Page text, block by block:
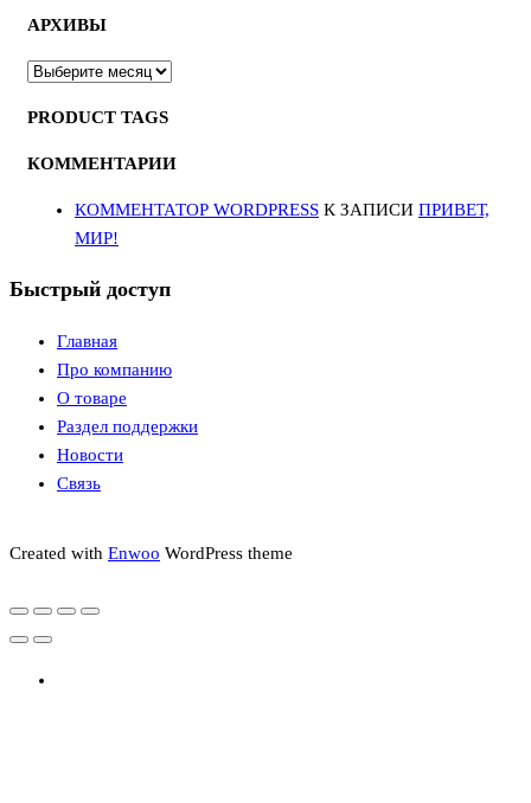
АРХИВЫ
АРХИВЫ
PRODUCT TAGS
КОММЕНТАРИИ
КОММЕНТАТОР WORDPRESS К ЗАПИСИ ПРИВЕТ,
МИР!
Быстрый доступ
Главная
Про компанию
О товаре
Раздел поддержки
Новости
Связь
Created with Enwoo WordPress theme